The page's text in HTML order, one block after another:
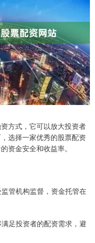
方式，它可以放大投资者
选择一家优秀的股票配资
资金安全和收益率。
管机构监督，资金托管在
足投资者的配资需求，避